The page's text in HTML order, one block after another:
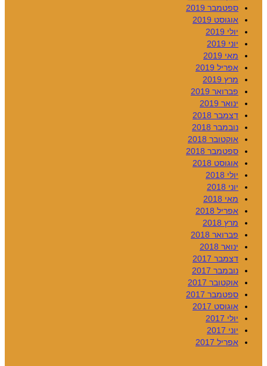
ספטמבר 2019
אוגוסט 2019
יולי 2019
יוני 2019
מאי 2019
אפריל 2019
מרץ 2019
פברואר 2019
ינואר 2019
דצמבר 2018
נובמבר 2018
אוקטובר 2018
ספטמבר 2018
אוגוסט 2018
יולי 2018
יוני 2018
מאי 2018
אפריל 2018
מרץ 2018
פברואר 2018
ינואר 2018
דצמבר 2017
נובמבר 2017
אוקטובר 2017
ספטמבר 2017
אוגוסט 2017
יולי 2017
יוני 2017
אפריל 2017